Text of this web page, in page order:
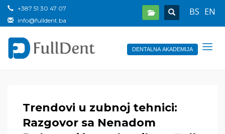
BS EN
+387 51 30 47 07
info@fulldent.ba
DENTALNA AKADEMIJA
Trendovi u zubnoj tehnici:
Razgovor sa Nenadom